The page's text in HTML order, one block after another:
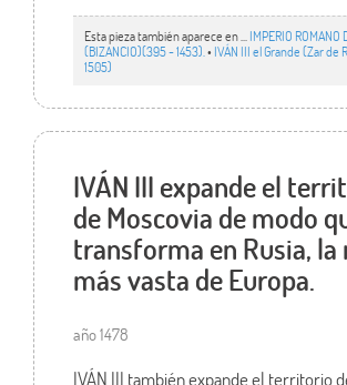
Esta pieza también aparece en ... IMPERIO ROMANO
(BIZANCIO)(395 - 1453). • IVÁN III el Grande (Zar de
1505)
IVÁN III expande el
de Moscovia de modo
transforma en Rusia, la
más vasta de Europa.
año 1478
IVÁN III también expande el territorio